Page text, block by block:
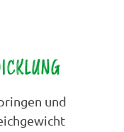
und